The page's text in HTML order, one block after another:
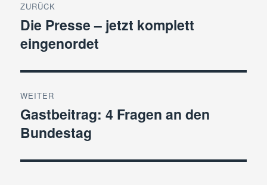
ZURÜCK
Vorheriger
Beitrag:
Die Presse – jetzt komplett
eingenordet
WEITER
Nächster
Beitrag:
Gastbeitrag: 4 Fragen an den
Bundestag